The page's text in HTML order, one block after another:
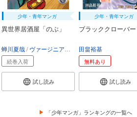
少年・青年マンガ
異世界居酒屋「のぶ」
蝉川夏哉 ヴァージニア二等兵 転
続巻入荷
試し読み
少年・青年マンガ
ブラッククローバー
田畠裕基
無料あり
試し読み
「少年マンガ」ランキングの一覧へ